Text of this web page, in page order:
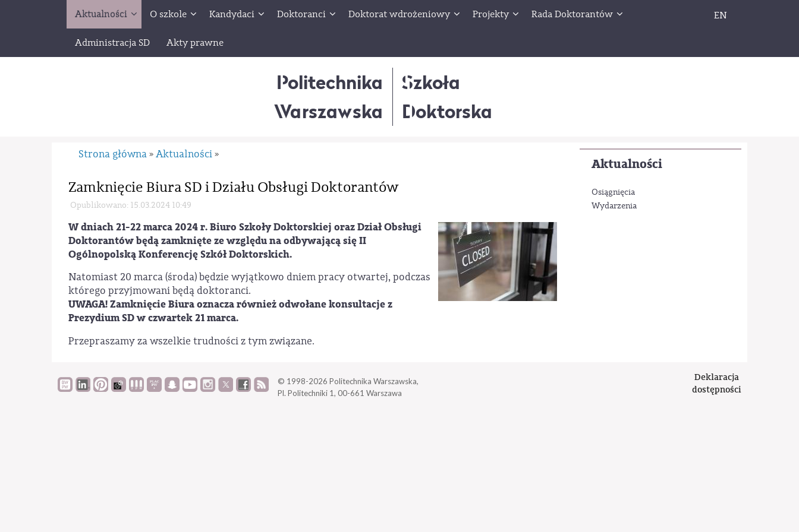
Aktualności O szkole Kandydaci Doktoranci Doktorat wdrożeniowy Projekty Rada Doktorantów
Administracja SD Akty prawne
EN
Politechnika
Warszawska
Szkoła
Doktorska
Aktualności
Osiągnięcia
Wydarzenia
Strona główna » Aktualności »
Zamknięcie Biura SD i Działu Obsługi Doktorantów
Opublikowano: 15.03.2024 10:49
W dniach 21-22 marca 2024 r. Biuro Szkoły Doktorskiej oraz Dział Obsługi
Doktorantów będą zamknięte ze względu na odbywającą się II
Ogólnopolską Konferencję Szkół Doktorskich.
Natomiast 20 marca (środa) będzie wyjątkowo dniem pracy otwartej, podczas
którego przyjmowani będą doktoranci.
UWAGA! Zamknięcie Biura oznacza również odwołane konsultacje z
Prezydium SD w czwartek 21 marca.
Przepraszamy za wszelkie trudności z tym związane.
© 1998-2026 Politechnika Warszawska,
Pl. Politechniki 1, 00-661 Warszawa
Deklaracja
dostępności